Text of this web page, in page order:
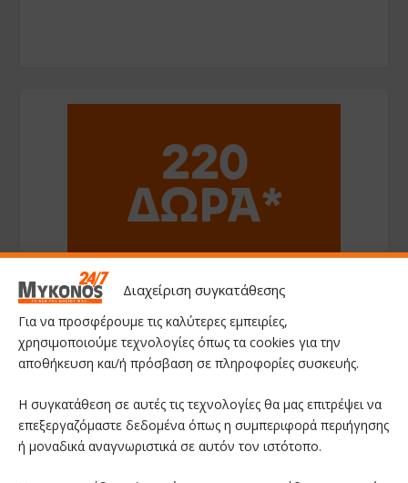
Διαχείριση συγκατάθεσης
Για να προσφέρουμε τις καλύτερες εμπειρίες,
χρησιμοποιούμε τεχνολογίες όπως τα cookies για την
αποθήκευση και/ή πρόσβαση σε πληροφορίες συσκευής.
Η συγκατάθεση σε αυτές τις τεχνολογίες θα μας επιτρέψει να
επεξεργαζόμαστε δεδομένα όπως η συμπεριφορά περιήγησης
ή μοναδικά αναγνωριστικά σε αυτόν τον ιστότοπο.